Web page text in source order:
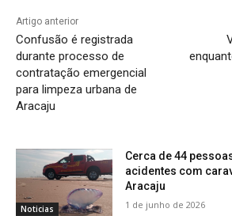
Artigo anterior
Confusão é registrada
durante processo de
contratação emergencial
para limpeza urbana de
Aracaju
Noticias
Cerca de 44
acidentes com
Aracaju
1 de junho de 2026